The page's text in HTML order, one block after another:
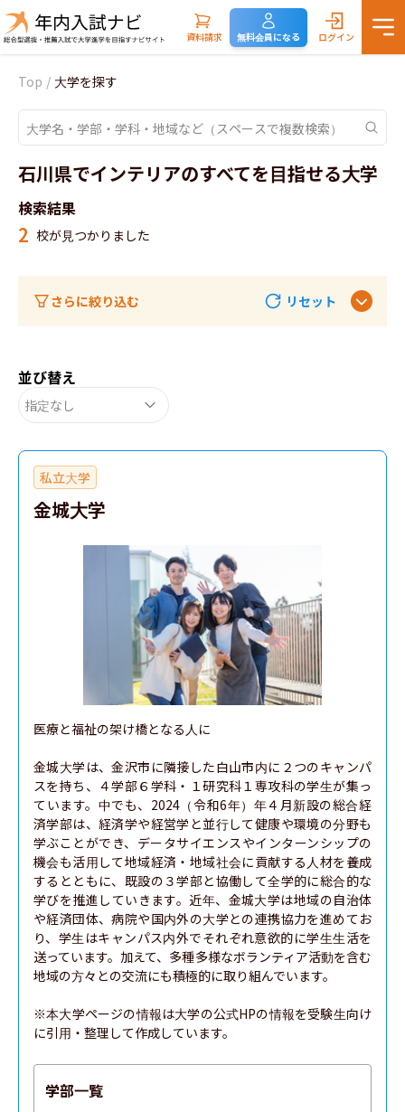
資料請求 無料会員になる ログイン
Top / 大学を探す
石川県でインテリアのすべてを目指せる大学
検索結果
2 校が見つかりました
さらに絞り込む リセット
並び替え
指定なし
私立大学
金城大学
医療と福祉の架け橋となる人に
金城大学は、金沢市に隣接した白山市内に２つのキャンパ
スを持ち、４学部６学科・１研究科１専攻科の学生が集っ
ています。中でも、2024（令和6年）年４月新設の総合経
済学部は、経済学や経営学と並行して健康や環境の分野も
学ぶことができ、データサイエンスやインターンシップの
機会も活用して地域経済・地域社会に貢献する人材を養成
するとともに、既設の３学部と協働して全学的に総合的な
学びを推進していきます。近年、金城大学は地域の自治体
や経済団体、病院や国内外の大学との連携協力を進めてお
り、学生はキャンパス内外でそれぞれ意欲的に学生生活を
送っています。加えて、多種多様なボランティア活動を含む
地域の方々との交流にも積極的に取り組んでいます。
※本大学ページの情報は大学の公式HPの情報を受験生向け
に引用・整理して作成しています。
学部一覧